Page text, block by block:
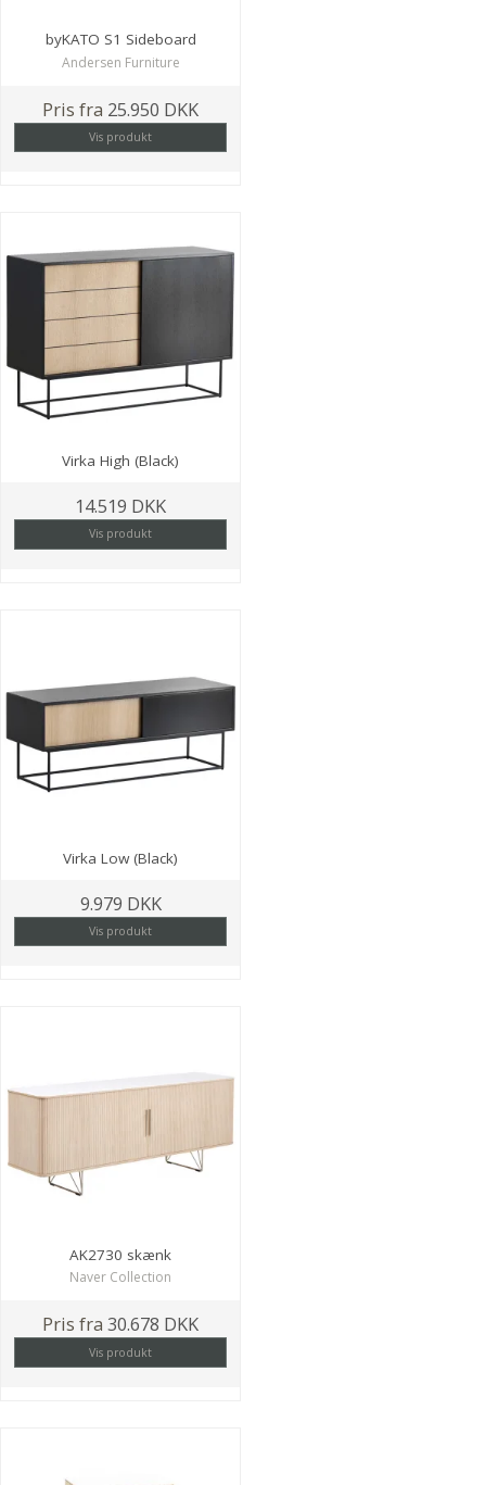
byKATO S1 Sideboard
Andersen Furniture
Pris fra 25.950 DKK
Vis produkt
Virka High (Black)
14.519 DKK
Vis produkt
Virka Low (Black)
9.979 DKK
Vis produkt
AK2730 skænk
Naver Collection
Pris fra 30.678 DKK
Vis produkt